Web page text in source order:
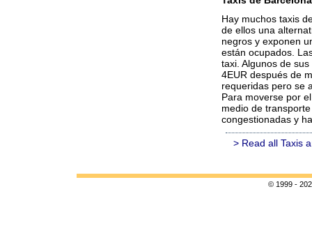
Hay muchos taxis
de ellos una
negros y exponen
están ocupados.
taxi. Algunos de
4EUR después de
requeridas pero se
Para moverse por
medio de
congestionadas y
> Read all Taxis
© 1999 -